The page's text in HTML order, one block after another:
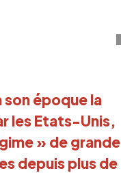
époque la
les Etats-Unis,
» de grande
depuis plus de